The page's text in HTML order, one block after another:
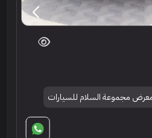
معرض مجموعة السلام للسيارات